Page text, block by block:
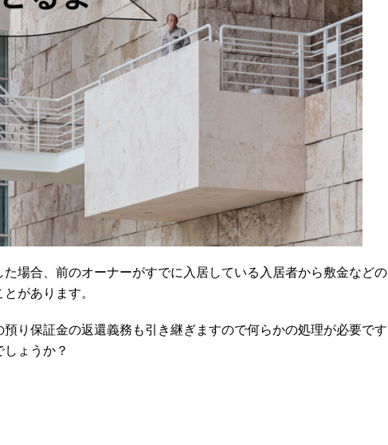
場合、前のオーナーがすでに入居している入居者から敷金などの
があります。
り保証金の返還義務も引き継ぎますので何らかの処理が必要です
ょうか？